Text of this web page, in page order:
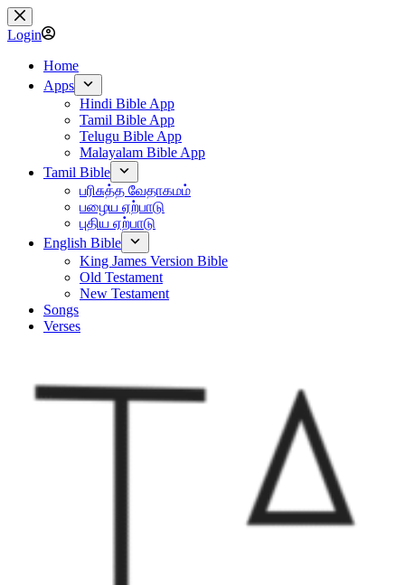
Skip
to
content
Login
Home
Apps
Hindi Bible App
Tamil Bible App
Telugu Bible App
Malayalam Bible App
Tamil Bible
பரிசுத்த வேதாகமம்
பழைய ஏற்பாடு
புதிய ஏற்பாடு
English Bible
King James Version Bible
Old Testament
New Testament
Songs
Verses